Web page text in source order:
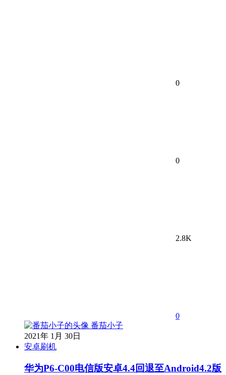
0
0
2.8K
0
番茄小子
2021年 1月 30日
安卓刷机
华为P6-C00电信版安卓4.4回退至Android4.2版